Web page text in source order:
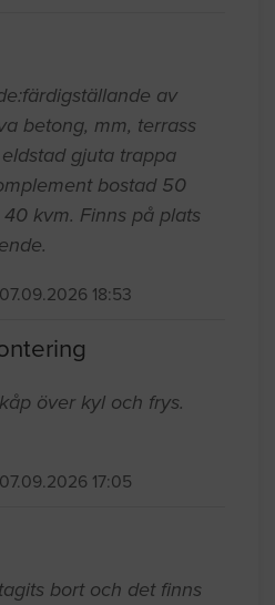
av
betong, mm, terrass
gjuta trappa
bostad 50
kvm. Finns på plats
07.09.2026 18:53
över kyl och frys.
07.09.2026 17:05
bort och det finns